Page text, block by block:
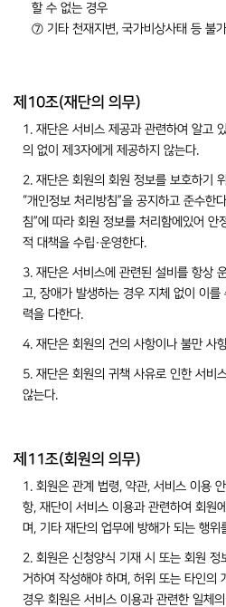
할 수 없는 경우
⑦ 기타 천재지변, 국가비상사태 등 불
제10조(재단의 의무)
1. 재단은 서비스 제공과 관련하여 알고
의 없이 제3자에게 제공하지 않는다.
2. 재단은 회원의 회원 정보를 보호하기
“개인정보 처리방침”을 공지하고 준수한
침”에 따라 회원 정보를 처리함에있어 안
적 대책을 수립·운영한다.
3. 재단은 서비스에 관련된 설비를 항상
고, 장애가 발생하는 경우 지체 없이 이
력을 다한다.
4. 재단은 회원의 건의 사항이나 불만 사
5. 재단은 회원의 귀책 사유로 인한 서비
않는다.
제11조(회원의 의무)
1. 회원은 관계 법령, 약관, 서비스 이용
항, 재단이 서비스 이용과 관련하여 회원
며, 기타 재단의 업무에 방해가 되는 행위
2. 회원은 신청양식 기재 시 또는 회원
거하여 작성해야 하며, 허위 또는 타인의
경우 회원은 서비스 이용과 관련한 일체